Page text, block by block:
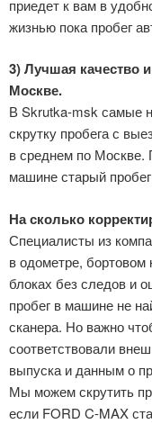
приедет к вам в
жизнью пока пробег
3) Лучшая качество
Москве.
В Skrutka-msk самые
скрутку пробега с
в среднем по Москве.
машине старый
На сколько
Специалисты из
в одометре,
блоках без следов и
пробег в машине не
сканера. Но важно
соответствовали
выпуска и данным о
Мы можем скрутить
если FORD C-MAX